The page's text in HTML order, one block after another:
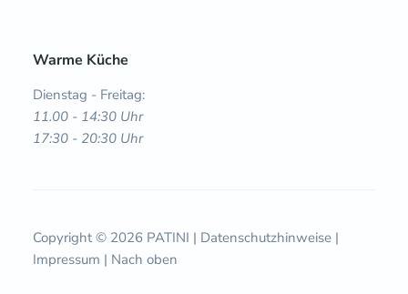
Warme Küche
Dienstag - Freitag:
11.00 - 14:30 Uhr
17:30 - 20:30 Uhr
Copyright © 2026 PATINI | Datenschutzhinweise|
Impressum | Nach oben